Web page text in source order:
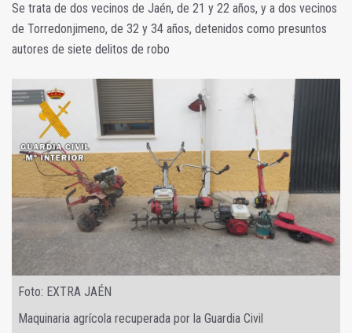
Se trata de dos vecinos de Jaén, de 21 y 22 años, y a dos vecinos
de Torredonjimeno, de 32 y 34 años, detenidos como presuntos
autores de siete delitos de robo
Foto: EXTRA JAÉN
Maquinaria agrícola recuperada por la Guardia Civil